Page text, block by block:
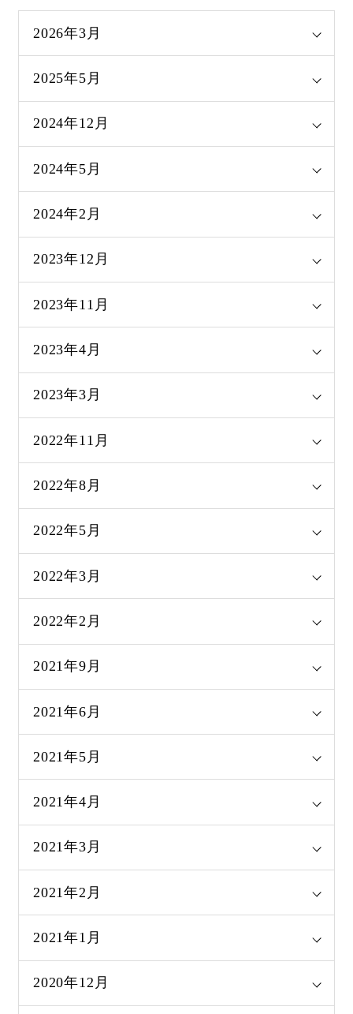
2026年3月
2025年5月
2024年12月
2024年5月
2024年2月
2023年12月
2023年11月
2023年4月
2023年3月
2022年11月
2022年8月
2022年5月
2022年3月
2022年2月
2021年9月
2021年6月
2021年5月
2021年4月
2021年3月
2021年2月
2021年1月
2020年12月